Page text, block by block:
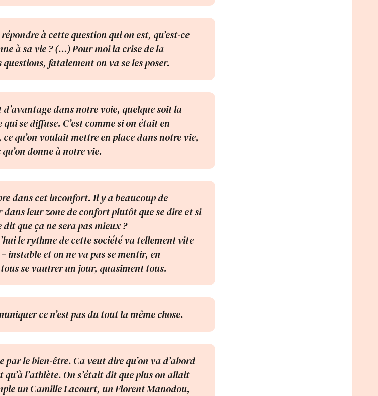
à cette question qui on est, qu’est-ce
à sa vie ? (…) Pour moi la crise de la
fatalement on va se les poser.
dans notre voie, quelque soit la
se diffuse. C’est comme si on était en
qu’on voulait mettre en place dans notre vie,
donne à notre vie.
dans cet inconfort. Il y a beaucoup de
leur zone de confort plutôt que se dire et si
dit que ça ne sera pas mieux ?
le rythme de cette société va tellement vite
instable et on ne va pas se mentir, en
se vautrer un jour, quasiment tous.
ce n’est pas du tout la même chose.
le bien-être. Ca veut dire qu’on va d’abord
l’athlète. On s’était dit que plus on allait
un Camille Lacourt, un Florent Manodou,